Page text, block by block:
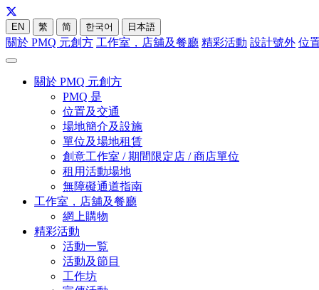
EN 繁 简 한국어 日本語
關於 PMQ 元創方 工作室，店舖及餐廳 精彩活動 設計號外 位
關於 PMQ 元創方
PMQ 是
位置及交通
場地簡介及設施
單位及場地租賃
創意工作室 / 期間限定店 / 商店單位
租用活動場地
無障礙通道指南
工作室，店舖及餐廳
網上購物
精彩活動
活動一覧
活動及節目
工作坊